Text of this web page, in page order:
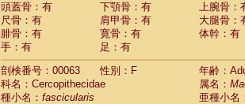
頭蓋骨：有
下顎骨：有
上腕骨：
尺骨：有
肩甲骨：有
大腿骨：
腓骨：有
寛骨：有
体幹：有
手：有
足：有
剖検番号：00063
性別：F
年齢：
科名：Cercopithecidae
属名：
種小名： fascicularis
亜種小名